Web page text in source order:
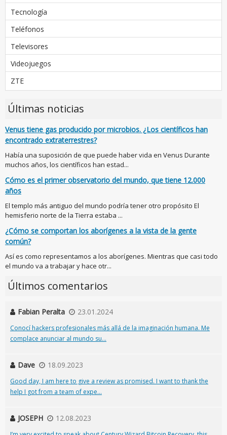
Tecnología
Teléfonos
Televisores
Videojuegos
ZTE
Últimas noticias
Venus tiene gas producido por microbios. ¿Los científicos han
encontrado extraterrestres?
Había una suposición de que puede haber vida en Venus Durante
muchos años, los científicos han estad...
Cómo es el primer observatorio del mundo, que tiene 12.000
años
El templo más antiguo del mundo podría tener otro propósito El
hemisferio norte de la Tierra estaba ...
¿Cómo se comportan los aborígenes a la vista de la gente
común?
Así es como representamos a los aborígenes. Mientras que casi todo
el mundo va a trabajar y hace otr...
Últimos comentarios
Fabian Peralta 23.01.2024
Conocí hackers profesionales más allá de la imaginación humana. Me
complace anunciar al mundo su...
Dave 18.09.2023
Good day, I am here to give a review as promised. I want to thank the
help I got from a team of expe...
JOSEPH 12.08.2023